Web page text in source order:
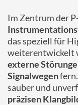
Im Zentrum der
das speziell für
weiterentwickelt
externe
Signalwegen
sauber und
präzisen